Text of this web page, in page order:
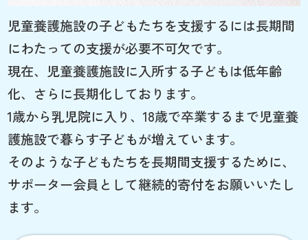
児童養護施設の子どもたちを支援するには長期間
にわたっての支援が必要不可欠です。
現在、児童養護施設に入所する子どもは低年齢
化、さらに長期化しております。
1歳から乳児院に入り、18歳で卒業するまで児童養
護施設で暮らす子どもが増えています。
そのような子どもたちを長期間支援するために、
サポーター会員として継続的寄付をお願いいたし
ます。